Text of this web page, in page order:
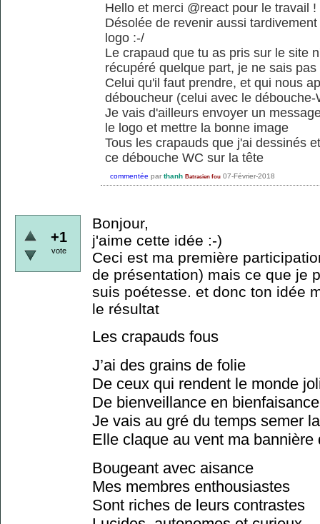
Hello et merci @react pour le travail !
Désolée de revenir aussi
logo :-/
Le crapaud que tu as pris sur le site
récupéré quelque part, je ne sais
Celui qu'il faut prendre, et qui nous
déboucheur (celui avec le
Je vais d'ailleurs envoyer un
le logo et mettre la bonne image
Tous les crapauds que j'ai dessinés
ce débouche WC sur la tête
commentée par thanh Batracien fou 07-Février-2018
+1
vote
Bonjour,
j'aime cette idée :-)
Ceci est ma première
de présentation) mais ce que je
suis poétesse. et donc ton idée
le résultat
Les crapauds fous
J’ai des grains de folie
De ceux qui rendent le monde
De bienveillance en bienfaisance
Je vais au gré du temps semer
Elle claque au vent ma bannière
Bougeant avec aisance
Mes membres enthousiastes
Sont riches de leurs contrastes